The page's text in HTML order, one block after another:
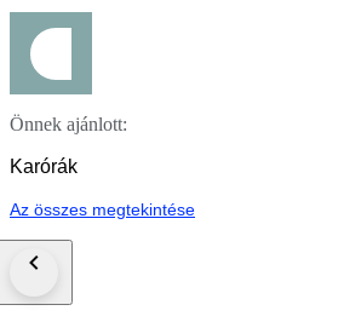
Önnek ajánlott:
Karórák
Az összes megtekintése